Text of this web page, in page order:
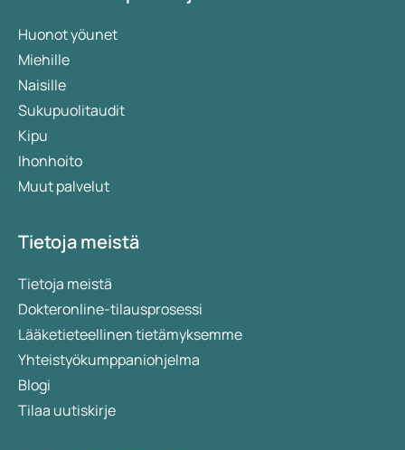
Huonot yöunet
Miehille
Naisille
Sukupuolitaudit
Kipu
Ihonhoito
Muut palvelut
Tietoja meistä
Tietoja meistä
Dokteronline-tilausprosessi
Lääketieteellinen tietämyksemme
Yhteistyökumppaniohjelma
Blogi
Tilaa uutiskirje